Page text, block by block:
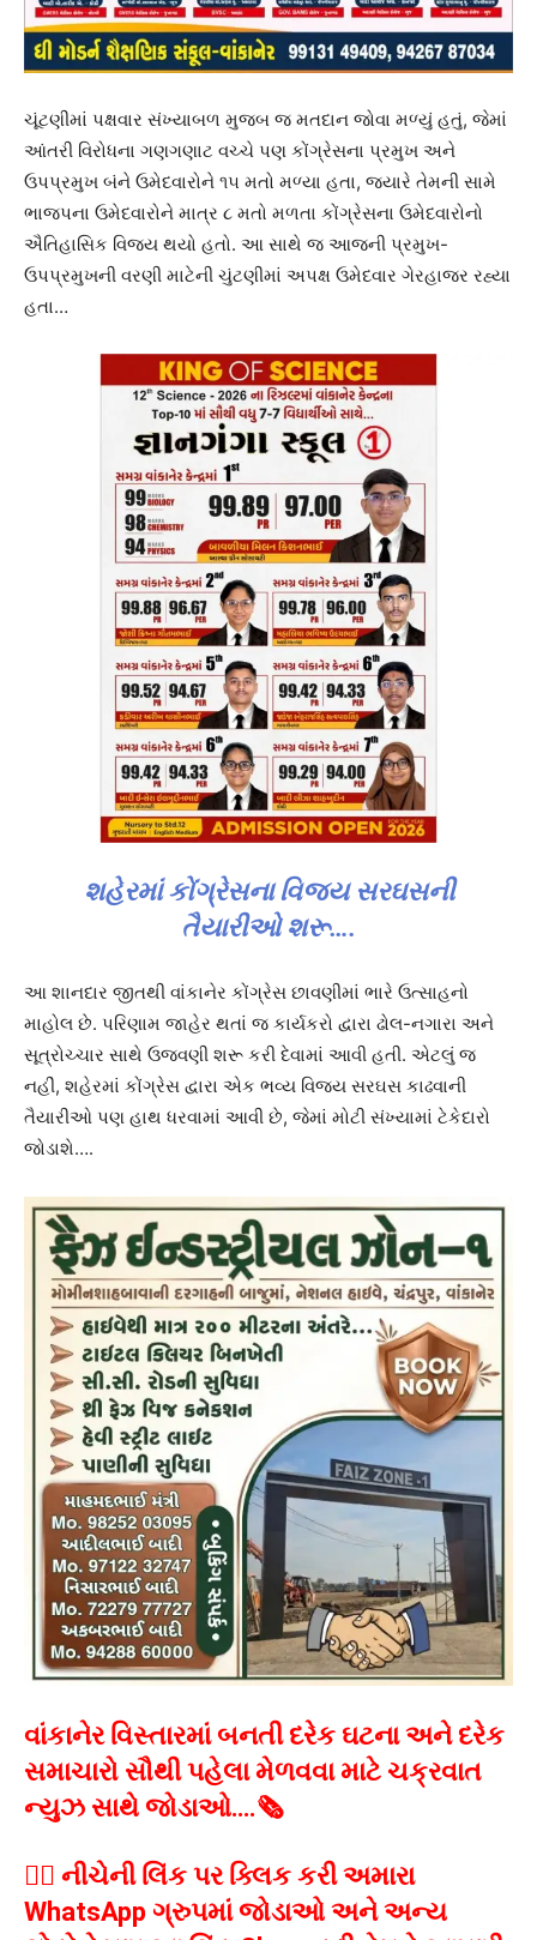
ચૂંટણીમાં પક્ષવાર સંખ્યાબળ મુજબ જ મતદાન જોવા મળ્યું હતું, જેમાં
આંતરી વિરોધના ગણગણાટ વચ્ચે પણ કોંગ્રેસના પ્રમુખ અને
ઉપપ્રમુખ બંને ઉમેદવારોને ૧૫ મતો મળ્યા હતા, જ્યારે તેમની સામે
ભાજપના ઉમેદવારોને માત્ર ૮ મતો મળતા કોંગ્રેસના ઉમેદવારોનો
ઐતિહાસિક વિજય થયો હતો. આ સાથે જ આજની પ્રમુખ-
ઉપપ્રમુખની વરણી માટેની ચુંટણીમાં અપક્ષ ઉમેદવાર ગેરહાજર રહ્યા
હતા…
શહેરમાં કોંગ્રેસના વિજય સરઘસની
તૈયારીઓ શરૂ….
આ શાનદાર જીતથી વાંકાનેર કોંગ્રેસ છાવણીમાં ભારે ઉત્સાહનો
માહોલ છે. પરિણામ જાહેર થતાં જ કાર્યકરો દ્વારા ઢોલ-નગારા અને
સૂત્રોચ્ચાર સાથે ઉજવણી શરૂ કરી દેવામાં આવી હતી. એટલું જ
નહીં, શહેરમાં કોંગ્રેસ દ્વારા એક ભવ્ય વિજય સરઘસ કાઢવાની
તૈયારીઓ પણ હાથ ધરવામાં આવી છે, જેમાં મોટી સંખ્યામાં ટેકેદારો
જોડાશે….
વાંકાનેર વિસ્તારમાં બનતી દરેક ઘટના અને દરેક
સમાચારો સૌથી પહેલા મેળવવા માટે ચક્રવાત
ન્યુઝ સાથે જોડાઓ….🗞️
👉🏻 નીચેની લિંક પર ક્લિક કરી અમારા
WhatsApp ગ્રુપમાં જોડાઓ અને અન્ય